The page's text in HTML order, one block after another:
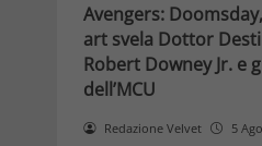
Avengers:
art svela Dottor
Robert Downey Jr. e
dell’MCU
Redazione Velvet 5